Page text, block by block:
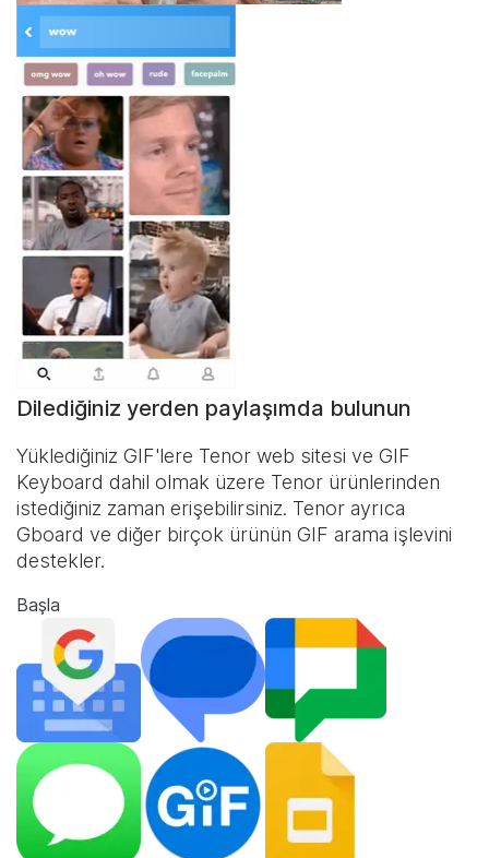
Dilediğiniz yerden paylaşımda bulunun
Yüklediğiniz GIF'lere Tenor web sitesi ve GIF
Keyboard dahil olmak üzere Tenor ürünlerinden
istediğiniz zaman erişebilirsiniz. Tenor ayrıca
Gboard ve diğer birçok ürünün GIF arama işlevini
destekler.
Başla